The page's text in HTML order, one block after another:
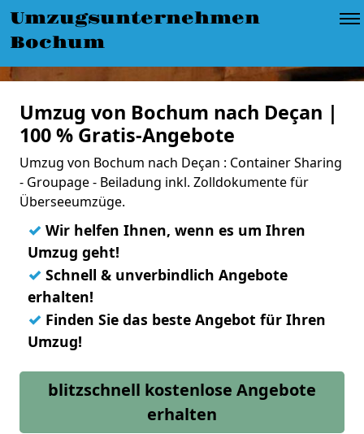
Umzugsunternehmen
Bochum
Umzug von Bochum nach Deçan |
100 % Gratis-Angebote
Umzug von Bochum nach Deçan : Container Sharing
- Groupage - Beiladung inkl. Zolldokumente für
Überseeumzüge.
✓ Wir helfen Ihnen, wenn es um Ihren
Umzug geht!
✓ Schnell & unverbindlich Angebote
erhalten!
✓ Finden Sie das beste Angebot für Ihren
Umzug!
blitzschnell kostenlose Angebote
erhalten